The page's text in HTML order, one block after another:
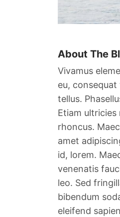
About The
Vivamus
eu,
tellus.
Etiam ultricies
rhoncus.
amet
id, lorem.
venenatis
leo. Sed
bibendum
eleifend